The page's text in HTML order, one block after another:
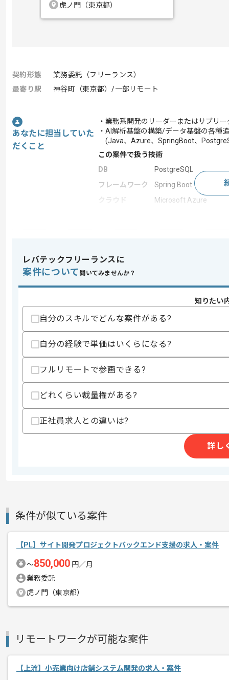
虎ノ門（東京都）
契約形態
業務委託（フリーランス）
最寄り駅
神谷町（東京都）/一部リモート
あなたに担当していた
だくこと
・業務系開発のリーダーまたはサブリ
・AI解析基盤の構築/データ基盤の各種
(Java、Azure、SpringBoot、
この案件で扱う技術
DB
PostgreSQL
フレームワーク
Spring Boot
クラウド
Microsoft Azure
特徴
長期プロジェクト
求めるスキル
・Web系システム設計/構築経験
その他募集要項
募集人数
作業開始日
2022/05/01
レバテック実績あり企業の案件です。
レバテックフリーランスに
案件について 聞いてみませんか？
知りたい
自分のスキルでどんな案件がある?
自分の経験で単価はいくらになる?
フルリモートで参画できる?
どれくらい裁量権がある?
正社員求人との違いは?
詳し
条件が似ている案件
【PL】サイト開発プロジェクトバックエンド支援の求人・案件
〜850,000 円／月
業務委託
虎ノ門（東京都）
リモートワークが可能な案件
【上流】小売業向け店舗システム開発の求人・案件